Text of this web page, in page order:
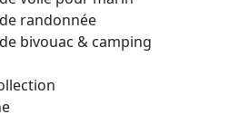
randonnée
bivouac & camping